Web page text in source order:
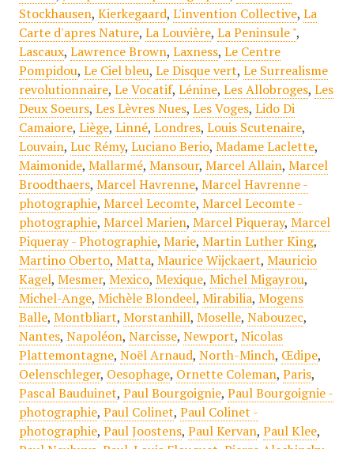
Stockhausen, Kierkegaard, L'invention Collective, La
Carte d'apres Nature, La Louvière, La Peninsule ",
Lascaux, Lawrence Brown, Laxness, Le Centre
Pompidou, Le Ciel bleu, Le Disque vert, Le Surrealisme
revolutionnaire, Le Vocatif, Lénine, Les Allobroges, Les
Deux Soeurs, Les Lèvres Nues, Les Voges, Lido Di
Camaiore, Liège, Linné, Londres, Louis Scutenaire,
Louvain, Luc Rémy, Luciano Berio, Madame Laclette,
Maimonide, Mallarmé, Mansour, Marcel Allain, Marcel
Broodthaers, Marcel Havrenne, Marcel Havrenne -
photographie, Marcel Lecomte, Marcel Lecomte -
photographie, Marcel Marien, Marcel Piqueray, Marcel
Piqueray - Photographie, Marie, Martin Luther King,
Martino Oberto, Matta, Maurice Wijckaert, Mauricio
Kagel, Mesmer, Mexico, Mexique, Michel Migayrou,
Michel-Ange, Michèle Blondeel, Mirabilia, Mogens
Balle, Montbliart, Morstanhill, Moselle, Nabouzec,
Nantes, Napoléon, Narcisse, Newport, Nicolas
Plattemontagne, Noël Arnaud, North-Minch, Œdipe,
Oelenschleger, Oesophage, Ornette Coleman, Paris,
Pascal Bauduinet, Paul Bourgoignie, Paul Bourgoignie -
photographie, Paul Colinet, Paul Colinet -
photographie, Paul Joostens, Paul Kervan, Paul Klee,